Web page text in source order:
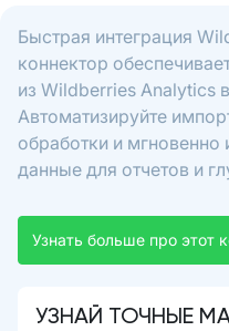
Быстрая интеграция
коннектор
из Wildberries Analytics
Автоматизируйте
обработки и мгновенно
данные для отчетов и
Узнать больше про этот
УЗНАЙ ТОЧНЫЕ